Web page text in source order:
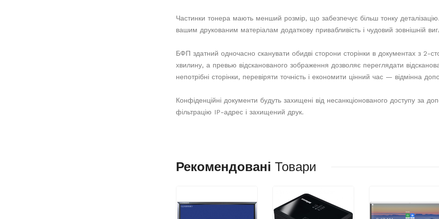
Частинки тонера мають менший розмір, що забезпечує більш тонку
вашим друкованим матеріалам додаткову привабливість і чудовий зовнішній
БФП здатний одночасно сканувати обидві сторони сторінки в документах з 2-
хвилину, а превью відсканованого зображення дозволяє переглядати
непотрібні сторінки, перевіряти точність і економити цінний час — відмінна
Конфіденційні документи будуть захищені від несанкціонованого доступу за
фільтрацію IP-адрес і захищений друк.
Рекомендовані Товари